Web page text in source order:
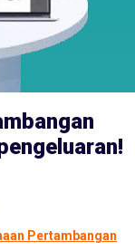
Pertambangan